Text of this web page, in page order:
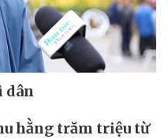
dân
hằng trăm triệu từ